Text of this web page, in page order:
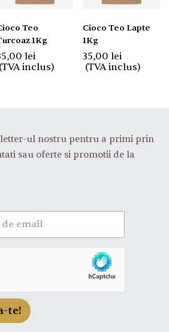
Teo
1Kg
lei
(TVA inclus)
Cioco Teo Lapte
1Kg
35,00lei
(TVA inclus)
ul nostru pentru a primi prin
sau oferte si promotii de la
te!